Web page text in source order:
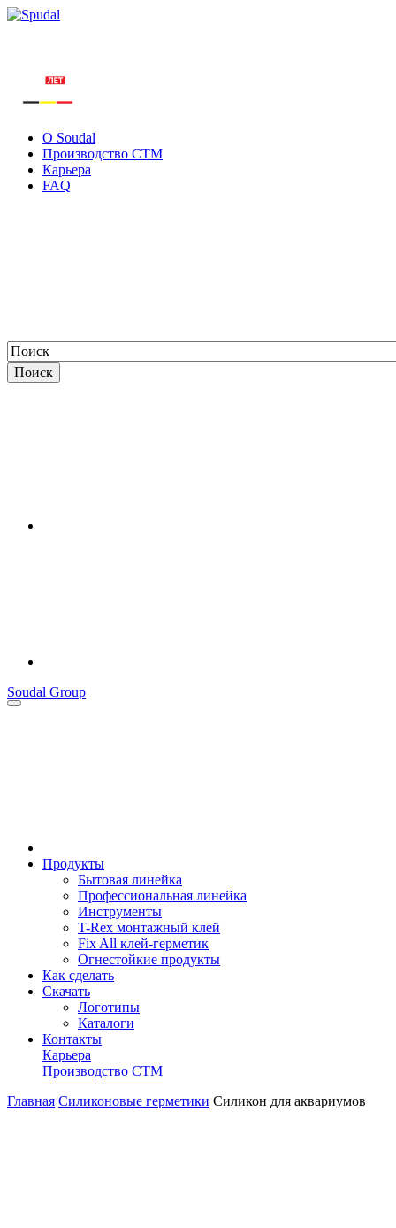
О Soudal
Производство СТМ
Карьера
FAQ
Soudal Group
Продукты
Бытовая линейка
Профессиональная линейка
Инструменты
T-Rex монтажный клей
Fix All клей-герметик
Огнестойкие продукты
Как сделать
Скачать
Логотипы
Каталоги
Контакты
Карьера
Производство СТМ
Главная Силиконовые герметики Силикон для аквариумов